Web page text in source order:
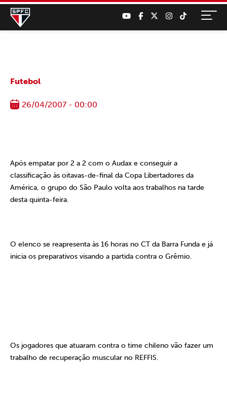
Futebol
26/04/2007 - 00:00
Após empatar por 2 a 2 com o Audax e conseguir a
classificação às oitavas-de-final da Copa Libertadores da
América, o grupo do São Paulo volta aos trabalhos na tarde
desta quinta-feira.
O elenco se reapresenta às 16 horas no CT da Barra Funda e já
inicia os preparativos visando a partida contra o Grêmio.
Os jogadores que atuaram contra o time chileno vão fazer um
trabalho de recuperação muscular no REFFIS.